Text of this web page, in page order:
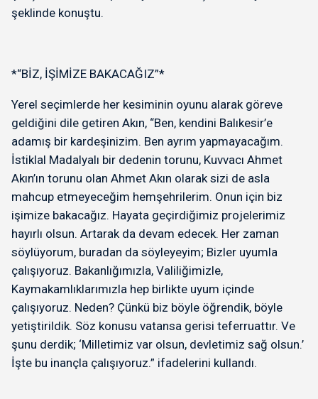
şeklinde konuştu.
*“BİZ, İŞİMİZE BAKACAĞIZ”*
Yerel seçimlerde her kesiminin oyunu alarak göreve
geldiğini dile getiren Akın, “Ben, kendini Balıkesir’e
adamış bir kardeşinizim. Ben ayrım yapmayacağım.
İstiklal Madalyalı bir dedenin torunu, Kuvvacı Ahmet
Akın’ın torunu olan Ahmet Akın olarak sizi de asla
mahcup etmeyeceğim hemşehrilerim. Onun için biz
işimize bakacağız. Hayata geçirdiğimiz projelerimiz
hayırlı olsun. Artarak da devam edecek. Her zaman
söylüyorum, buradan da söyleyeyim; Bizler uyumla
çalışıyoruz. Bakanlığımızla, Valiliğimizle,
Kaymakamlıklarımızla hep birlikte uyum içinde
çalışıyoruz. Neden? Çünkü biz böyle öğrendik, böyle
yetiştirildik. Söz konusu vatansa gerisi teferruattır. Ve
şunu derdik; ‘Milletimiz var olsun, devletimiz sağ olsun.’
İşte bu inançla çalışıyoruz.” ifadelerini kullandı.